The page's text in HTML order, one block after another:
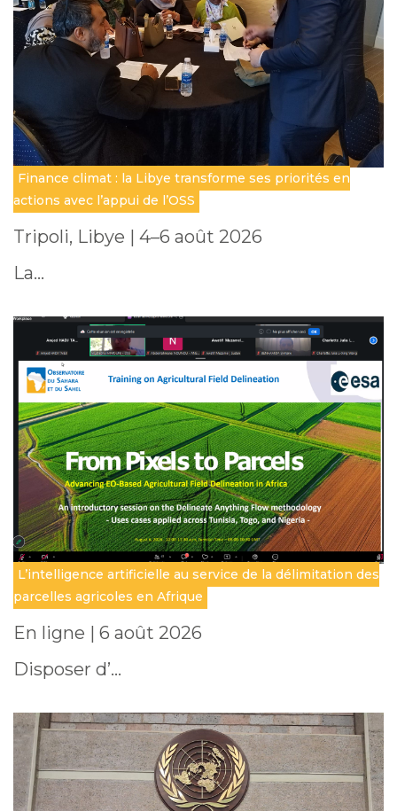
Finance climat : la Libye transforme ses priorités en
actions avec l’appui de l’OSS
Tripoli, Libye | 4–6 août 2026
La…
L’intelligence artificielle au service de la délimitation des
parcelles agricoles en Afrique
En ligne | 6 août 2026
Disposer d’…